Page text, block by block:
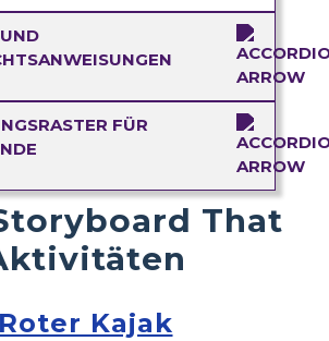
FÜR
That
Roter Kajak